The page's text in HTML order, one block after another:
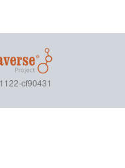
cf90431